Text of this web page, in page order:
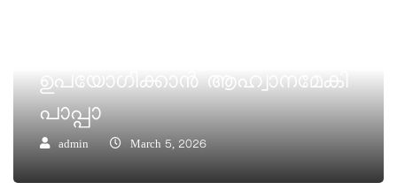
ഉപയോഗിക്കാൻ ആഹ്വാനമേകി
പാപ്പാ
admin March 5, 2026